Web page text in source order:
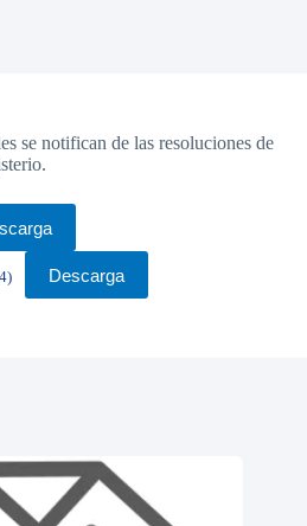
se notifican de las resoluciones de
Descarga